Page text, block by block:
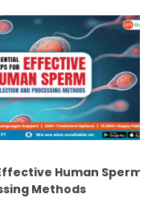
Human Sperm